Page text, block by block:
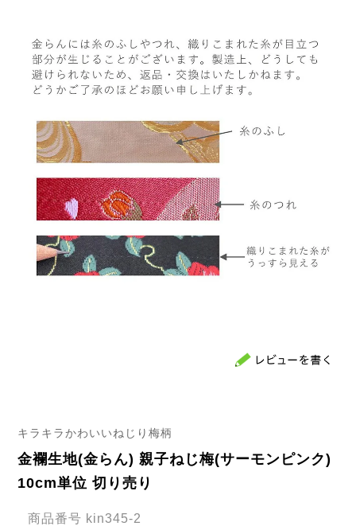
キラキラかわいいねじり梅柄
金襴生地(金らん) 親子ねじ梅(サーモンピンク)
10cm単位 切り売り
商品番号 kin345-2